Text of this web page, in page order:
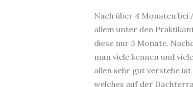
Nach über 4 Monaten bei
allem unter den
diese nur 3 Monate.
man viele kennen und
allen sehr gut verstehe ist
welches auf der